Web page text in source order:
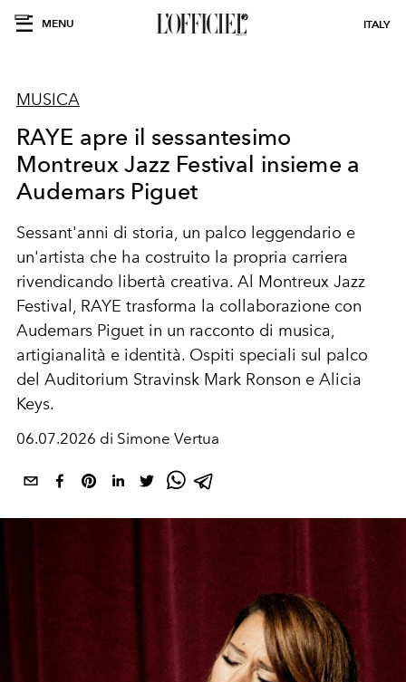
MENU ITALY
MUSICA
RAYE apre il sessantesimo
Montreux Jazz Festival insieme a
Audemars Piguet
Sessant'anni di storia, un palco leggendario e
un'artista che ha costruito la propria carriera
rivendicando libertà creativa. Al Montreux Jazz
Festival, RAYE trasforma la collaborazione con
Audemars Piguet in un racconto di musica,
artigianalità e identità. Ospiti speciali sul palco
del Auditorium Stravinsk Mark Ronson e Alicia
Keys.
06.07.2026 di Simone Vertua